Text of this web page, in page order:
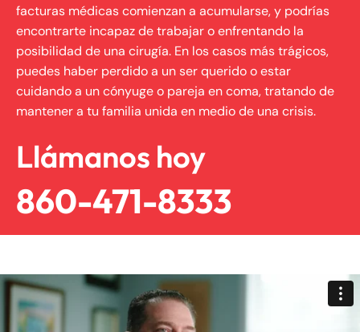
facturas médicas comienzan a acumularse, y podrías
encontrarte incapaz de trabajar o enfrentando la
posibilidad de una cirugía. En los casos más trágicos,
puedes haber perdido a un ser querido o estar
cuidando a un cónyuge o pareja en coma, tratando de
mantener a tu familia unida en medio de una crisis.
Llámanos hoy
860-471-8333